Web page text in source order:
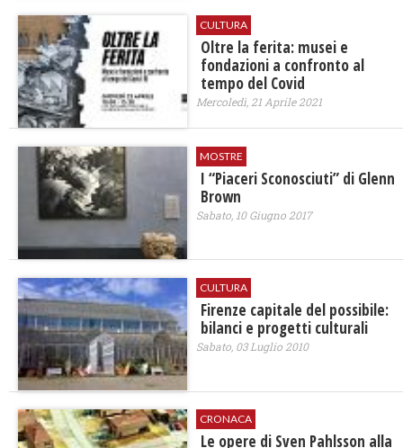
CULTURA
Oltre la ferita: musei e
fondazioni a confronto al
tempo del Covid
Mercoledì, 21 Aprile 2021
MOSTRE
I “Piaceri Sconosciuti” di Glenn
Brown
Sabato, 10 Giugno 2017
CULTURA
Firenze capitale del possibile:
bilanci e progetti culturali
Sabato, 03 Luglio 2010
CRONACA
Le opere di Sven Pahlsson alla